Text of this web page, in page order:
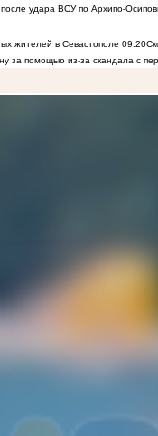
удара ВСУ по Архипо-
жителей в Севастополе 09:20
за помощью из-за скандала с